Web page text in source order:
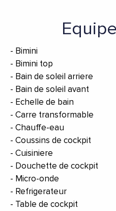
Bimini
Bimini top
Bain de soleil arriere
Bain de soleil avant
Echelle de bain
Carre transformable
Chauffe-eau
Coussins de cockpit
Cuisiniere
Douchette de cockpit
Micro-onde
Refrigerateur
Table de cockpit